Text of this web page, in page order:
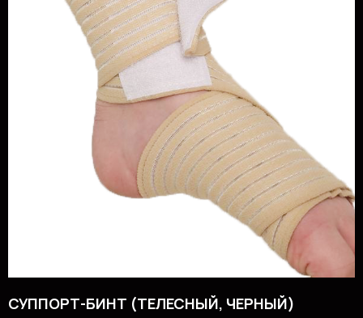
СУППОРТ-БИНТ (ТЕЛЕСНЫЙ, ЧЕРНЫЙ)